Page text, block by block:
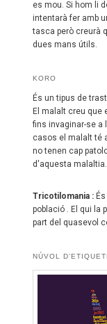
T
I
C
L
es mou. Si hom li
intentarà fer amb
tasca però creurà
dues mans útils.
KORO
És un tipus de
El malalt creu que
fins invaginar-se a
casos el malalt té
no tenen cap
d'aquesta malaltia.
Tricotilomania :
població . El qui la
part del quasevol
NÚVOL